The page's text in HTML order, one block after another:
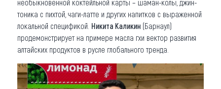
необыкновенной коктейльной карты – шаман-колы, джин-
тоника с пихтой, чаги-латте и других напитков с выраженной
локальной спецификой. Никита Каликин (Барнаул)
продемонстрирует на примере масла гхи вектор развития
алтайских продуктов в русле глобального тренда.